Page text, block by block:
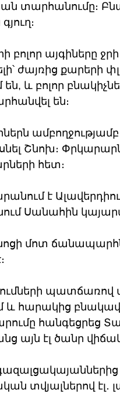
տարհանումը։
այգիները
ժայռից քարերի
են, և բոլոր
են։
Շնոխ։
հետ։
է
Սանահին
մոտ
և հարակից
հանգեցրեց
այն էլ ծանր
տվյալներով